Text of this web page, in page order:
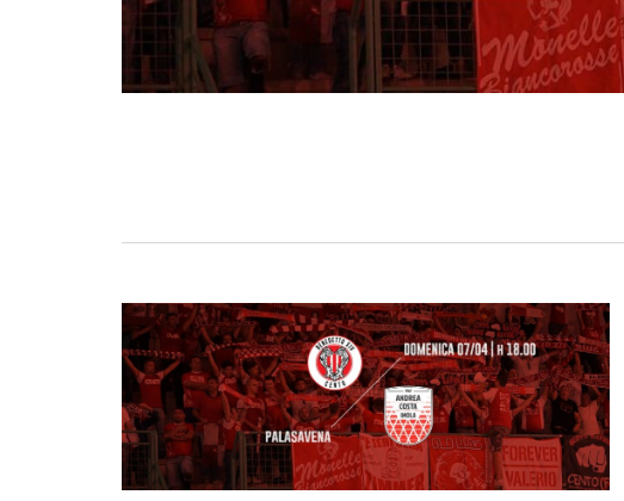
Serie A2, le protagoniste
della stagione 2025-26
08/08/2025